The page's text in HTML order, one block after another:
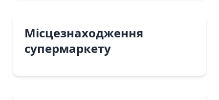
Місцезнаходження
супермаркету